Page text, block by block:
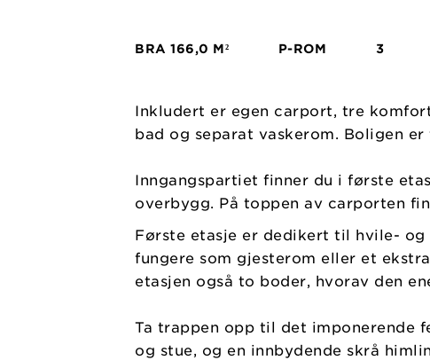
BRA 166,0 M² P-ROM 3
Inkludert er egen carport, tre
bad og separat vaskerom. Boligen
Inngangspartiet finner du i første
overbygg. På toppen av carporten
Første etasje er dedikert til hvile- og
fungere som gjesterom eller et
etasjen også to boder, hvorav den
Ta trappen opp til det imponerende
og stue, og en innbydende skrå